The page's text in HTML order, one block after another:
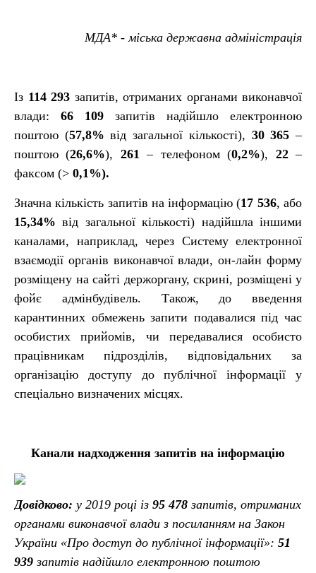
МДА* - міська державна адміністрація
Із 114 293 запитів, отриманих органами виконавчої
влади: 66 109 запитів надійшло електронною
поштою (57,8%від загальної кількості), 30 365 –
поштою (26,6%), 261 – телефоном (0,2%), 22–
факсом (> 0,1%).
Значна кількість запитів на інформацію (17 536, або
15,34% від загальної кількості) надійшла іншими
каналами, наприклад, через Систему електронної
взаємодії органів виконавчої влади, он-лайн форму
розміщену на сайті держоргану, скрині, розміщені у
фойє адмінбудівель. Також, до введення
карантинних обмежень запити подавалися під час
особистих прийомів, чи передавалися особисто
працівникам підрозділів, відповідальних за
організацію доступу до публічної інформації у
спеціально визначених місцях.
Канали надходження запитів на інформацію
Довідково: у 2019 році із 95 478 запитів, отриманих
органами виконавчої влади з посиланням на Закон
України «Про доступ до публічної інформації»: 51
939 запитів надійшло електронною поштою